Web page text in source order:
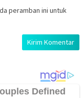
peramban ini untuk